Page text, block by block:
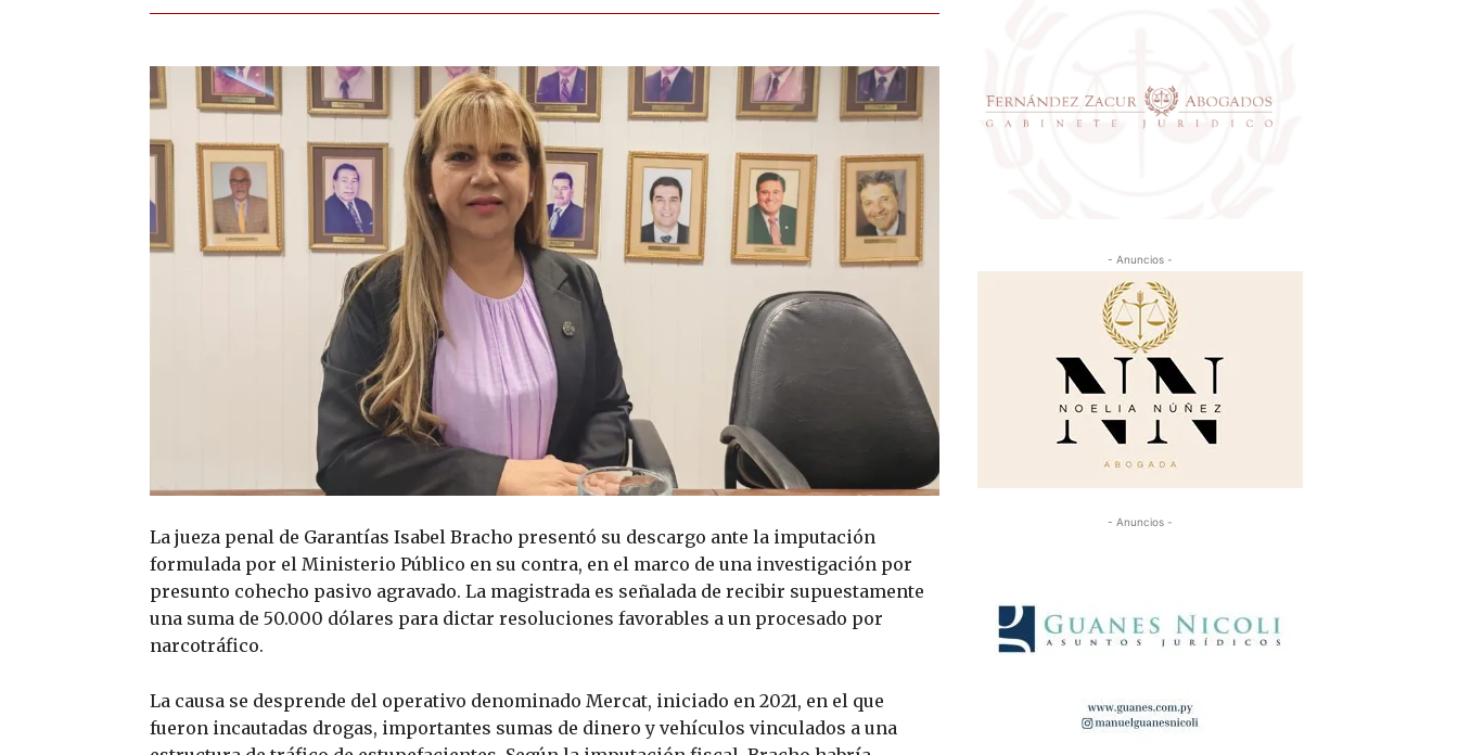
La jueza penal de Garantías Isabel Bracho presentó su descargo ante la imputación
formulada por el Ministerio Público en su contra, en el marco de una investigación por
presunto cohecho pasivo agravado. La magistrada es señalada de recibir supuestamente
una suma de 50.000 dólares para dictar resoluciones favorables a un procesado por
narcotráfico.
La causa se desprende del operativo denominado Mercat, iniciado en 2021, en el que
fueron incautadas drogas, importantes sumas de dinero y vehículos vinculados a una
- Anuncios -
- Anuncios -